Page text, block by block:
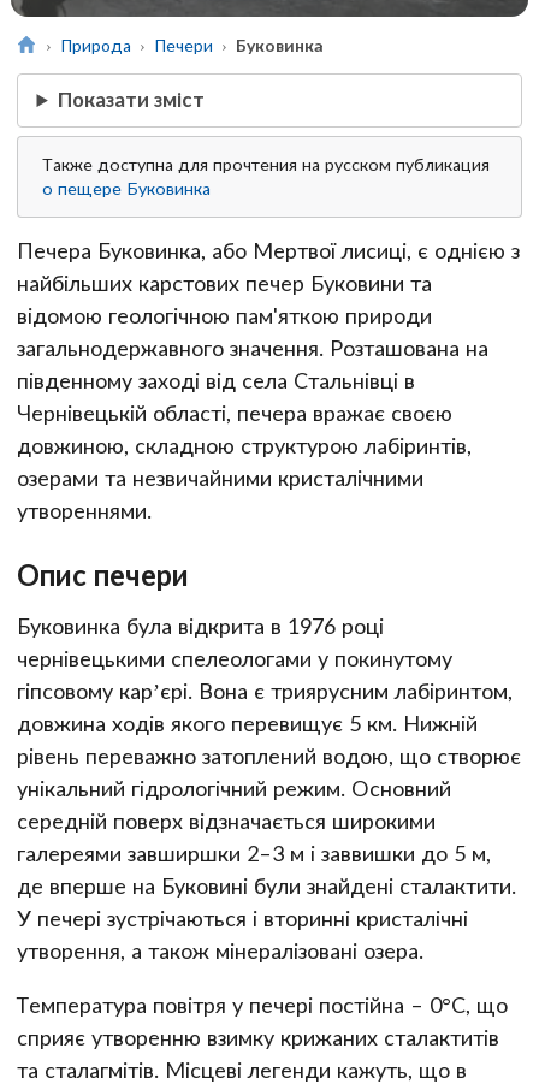
Природа Печери Буковинка
Показати зміст
Также доступна для прочтения на русском публикация
о пещере Буковинка
Печера Буковинка, або Мертвої лисиці, є однією з
найбільших карстових печер Буковини та
відомою геологічною пам'яткою природи
загальнодержавного значення. Розташована на
південному заході від села Стальнівці в
Чернівецькій області, печера вражає своєю
довжиною, складною структурою лабіринтів,
озерами та незвичайними кристалічними
утвореннями.
Опис печери
Буковинка була відкрита в 1976 році
чернівецькими спелеологами у покинутому
гіпсовому кар’єрі. Вона є триярусним лабіринтом,
довжина ходів якого перевищує 5 км. Нижній
рівень переважно затоплений водою, що створює
унікальний гідрологічний режим. Основний
середній поверх відзначається широкими
галереями завширшки 2–3 м і заввишки до 5 м,
де вперше на Буковині були знайдені сталактити.
У печері зустрічаються і вторинні кристалічні
утворення, а також мінералізовані озера.
Температура повітря у печері постійна – 0°C, що
сприяє утворенню взимку крижаних сталактитів
та сталагмітів. Місцеві легенди кажуть, що в